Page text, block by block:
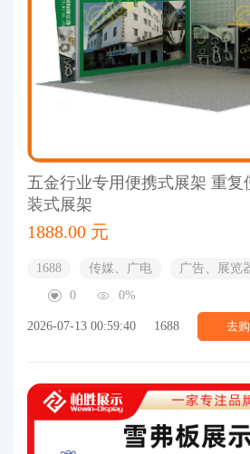
五金行业专用便携式展架 重复
装式展架
1888.00 元
1688 传媒、广电 广告、展览
0
0%
2026-07-13 00:59:40 1688 去